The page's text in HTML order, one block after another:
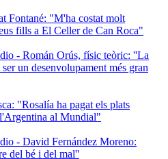
Fontané: "M'ha costat molt
fills a El Celler de Can Roca"
- Román Orús, físic teòric: ''La
un desenvolupament més gran
"Rosalía ha pagat els plats
al Mundial"
- David Fernández Moreno:
del bé i del mal''